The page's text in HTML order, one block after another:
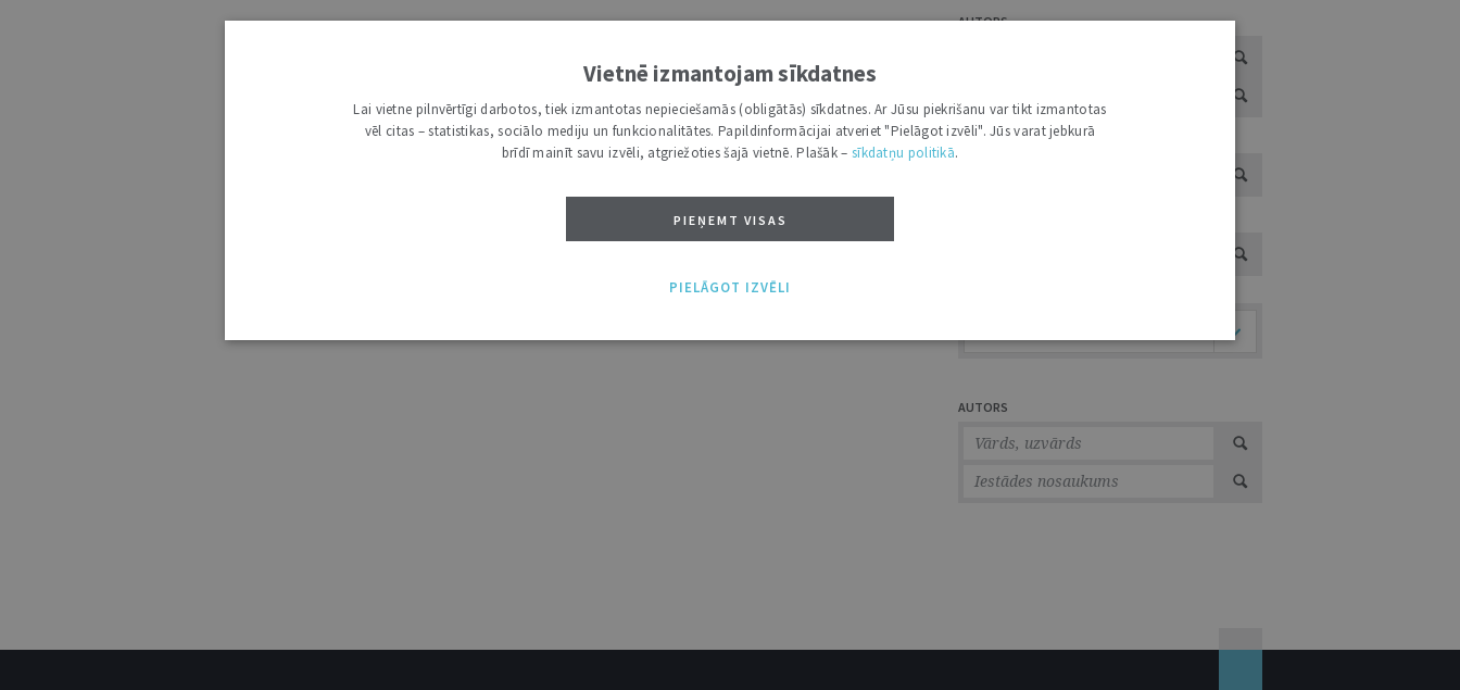
AUTORS
GADS
AUTORS
Vietnē izmantojam sīkdatnes
Lai vietne pilnvērtīgi darbotos, tiek izmantotas nepieciešamās (obligātās) sīkdatnes. Ar Jūsu piekrišanu var tikt izmantotas
vēl citas – statistikas, sociālo mediju un funkcionalitātes. Papildinformācijai atveriet "Pielāgot izvēli". Jūs varat jebkurā
brīdī mainīt savu izvēli, atgriežoties šajā vietnē. Plašāk – sīkdatņu politikā.
PIEŅEMT VISAS
PIELĀGOT IZVĒLI